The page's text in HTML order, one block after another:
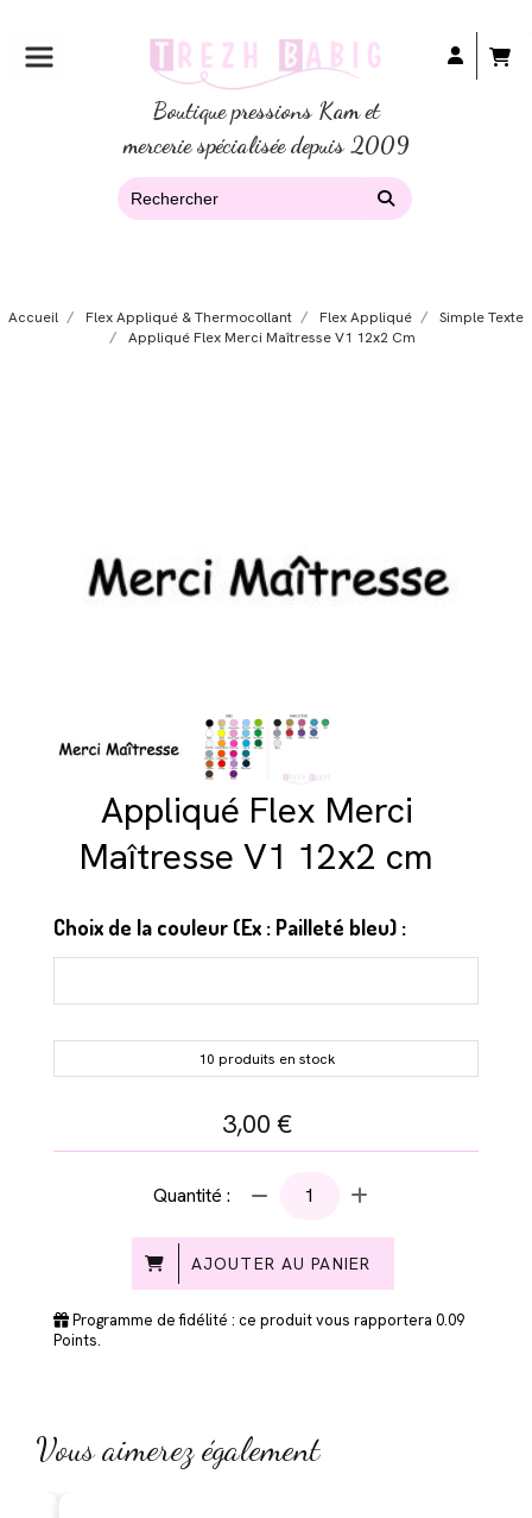
Boutique pressions Kam et
mercerie spécialisée depuis 2009
Accueil Flex Appliqué & Thermocollant Flex Appliqué
Simple Texte
Appliqué Flex Merci Maîtresse V1 12x2 Cm
Appliqué Flex Merci
Maîtresse V1 12x2 cm
Choix de la couleur (Ex : Pailleté bleu) :
10 produits en stock
3,00 €
Quantité :
AJOUTER AU PANIER
Programme de fidélité : ce produit vous rapportera 0.09
Points.
Vous aimerez également